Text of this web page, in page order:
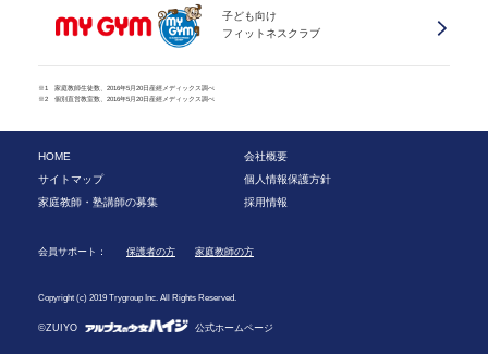
子ども向け
フィットネスクラブ
※1 家庭教師生徒数、2016年5月20日産經メディックス調べ
※2 個別直営教室数、2016年5月20日産經メディックス調べ
HOME
会社概要
サイトマップ
個人情報保護方針
家庭教師・塾講師の募集
採用情報
会員サポート： 保護者の方 家庭教師の方
Copyright (c) 2019 Trygroup Inc. All Rights Reserved.
©ZUIYO 公式ホームページ